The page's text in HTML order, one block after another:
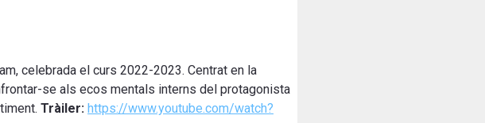
celebrada el curs 2022-2023. Centrat en la
se als ecos mentals interns del protagonista
. Tràiler: https://www.youtube.com/watch?